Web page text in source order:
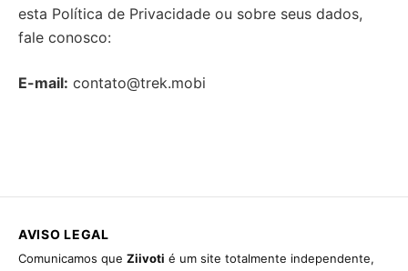
esta Política de Privacidade ou sobre seus dados,
fale conosco:
E-mail: contato@trek.mobi
AVISO LEGAL
Comunicamos que Ziivoti é um site totalmente independente,